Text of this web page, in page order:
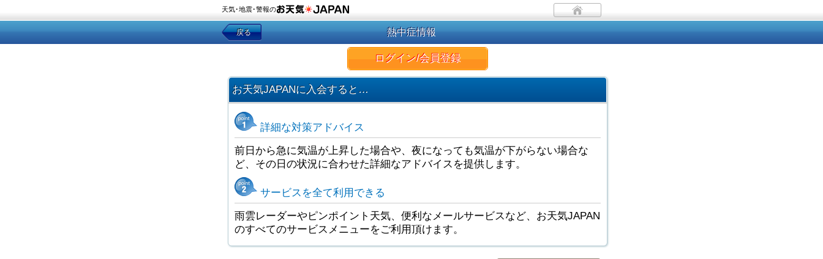
天気･地震･警報の
戻る 熱中症情報
ログイン/会員登録
お天気JAPANに入会すると…
詳細な対策アドバイス
前日から急に気温が上昇した場合や、夜になっても気温が下がらない場合な
ど、その日の状況に合わせた詳細なアドバイスを提供します。
サービスを全て利用できる
雨雲レーダーやピンポイント天気、便利なメールサービスなど、お天気JAPAN
のすべてのサービスメニューをご利用頂けます。